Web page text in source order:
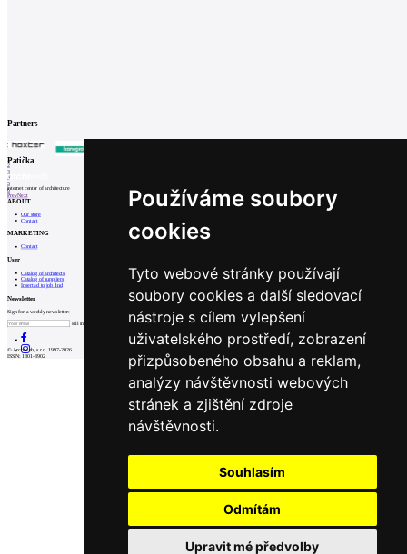
Používáme soubory
cookies
Tyto webové stránky používají
soubory cookies a další sledovací
nástroje s cílem vylepšení
uživatelského prostředí, zobrazení
přizpůsobeného obsahu a reklam,
analýzy návštěvnosti webových
stránek a zjištění zdroje
návštěvnosti.
Souhlasím
Odmítám
Upravit mé předvolby
Partners
1
2
3
4
5
6
PrevNext
Patička
internet center of architecture
ABOUT
Our store
Contact
MARKETING
Contact
User
Catalog of architects
Catalog of suppliers
Insert ad to job find
Newsletter
Sign for a weekly newsletter:
Fill in „nospam“
© Archiweb, s.r.o. 1997-2026
ISSN: 1801-3902